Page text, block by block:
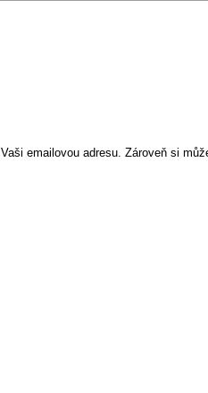
emailovou adresu. Zároveň si